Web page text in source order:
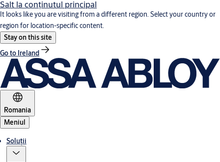
Salt la conţinutul principal
It looks like you are visiting from a different region. Select your country or
region for location-specific content.
Stay on this site
Go to Ireland
Romania
Meniul
Soluții